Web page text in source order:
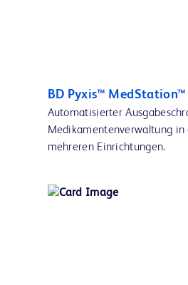
BD Pyxis™ MedStation™
Automatisierter
Medikamentenverwaltung in
mehreren Einrichtungen.